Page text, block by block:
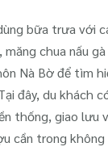
bữa trưa với
chua nấu
Nà Bờ để tìm
đây, du khách
thống, giao lưu
cần trong không